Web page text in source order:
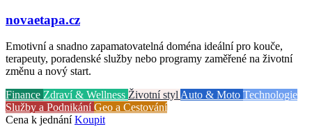
novaetapa.cz
Emotivní a snadno zapamatovatelná doména ideální pro kouče,
terapeuty, poradenské služby nebo programy zaměřené na životní
změnu a nový start.
Finance Zdraví & Wellness Životní stylAuto & Moto Technologie
Služby a Podnikání Geo a Cestování
Cena k jednání Koupit